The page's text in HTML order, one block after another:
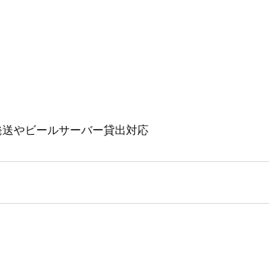
やビールサーバー貸出対応